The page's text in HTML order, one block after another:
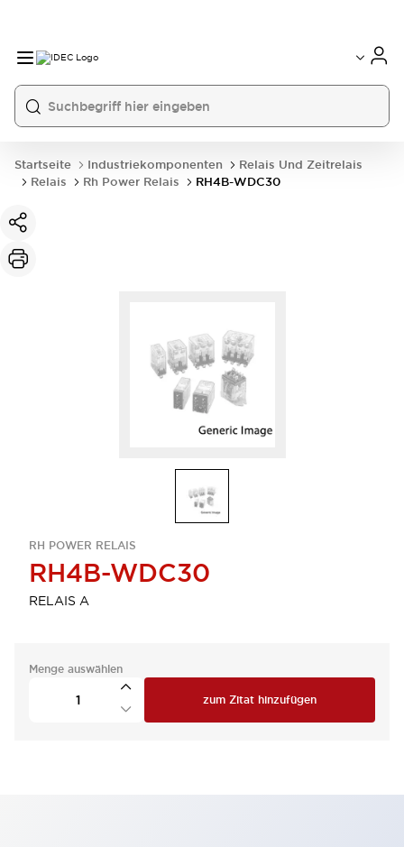
Startseite Industriekomponenten
Relais Und Zeitrelais
Relais
Rh Power Relais RH4B-WDC30
RH POWER RELAIS
RH4B-WDC30
RELAIS A
Menge auswählen
zum Zitat hinzufügen